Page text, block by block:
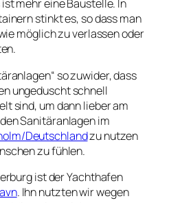
mehr eine Baustelle. In
stinkt es, so dass man
möglich zu verlassen oder
so zuwider, dass
ungeduscht schnell
sind, um dann lieber am
Sanitäranlagen im
Deutschlandzu nutzen
zu fühlen.
ist der Yachthafen
. Ihn nutzten wir wegen